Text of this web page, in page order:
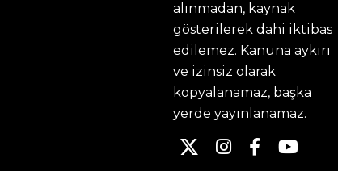
alınmadan, kaynak
gösterilerek dahi iktibas
edilemez. Kanuna aykırı
ve izinsiz olarak
kopyalanamaz, başka
yerde yayınlanamaz.